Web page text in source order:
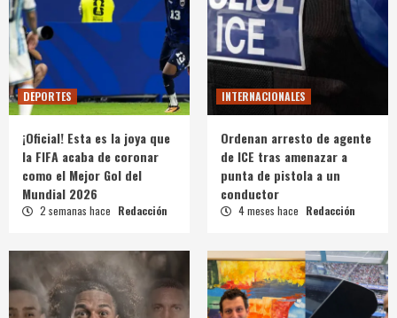
DEPORTES
¡Oficial! Esta es la joya que
la FIFA acaba de coronar
como el Mejor Gol del
Mundial 2026
2 semanas hace Redacción
INTERNACIONALES
Ordenan arresto de agente
de ICE tras amenazar a
punta de pistola a un
conductor
4 meses hace Redacción